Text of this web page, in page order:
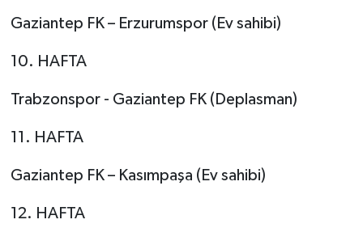
Gaziantep FK – Erzurumspor (Ev sahibi)
10. HAFTA
Trabzonspor - Gaziantep FK (Deplasman)
11. HAFTA
Gaziantep FK – Kasımpaşa (Ev sahibi)
12. HAFTA